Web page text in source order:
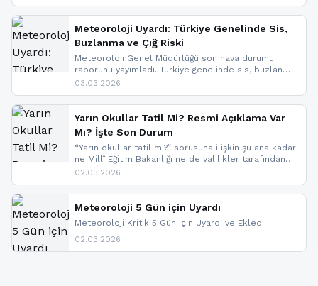
Meteoroloji Uyardı: Türkiye Genelinde Sis,
Buzlanma ve Çığ Riski
Meteoroloji Genel Müdürlüğü son hava durumu
raporunu yayımladı. Türkiye genelinde sis, buzlanma
ve don beklenirken Doğu Anadolu ve Doğu
yapıldı. İşte son dakika meteoroloji gelişmeleri.
03.03.2026
Yarın Okullar Tatil Mi? Resmi Açıklama Var
Mı? İşte Son Durum
“Yarın okullar tatil mi?” sorusuna ilişkin şu ana kadar
ne Millî Eğitim Bakanlığı ne de valilikler tarafından
yapılmış resmi bir tatil açıklaması bulunmamaktadır.
paylaşacağız. En hızlı şekilde haberdar olmak için
sitemizi takip edebilir ve bildirimleri açabilirsiniz.
02.03.2026
Meteoroloji 5 Gün için Uyardı
Meteoroloji Kritik 5 Gün için Uyardı ve Ekledi
02.03.2026